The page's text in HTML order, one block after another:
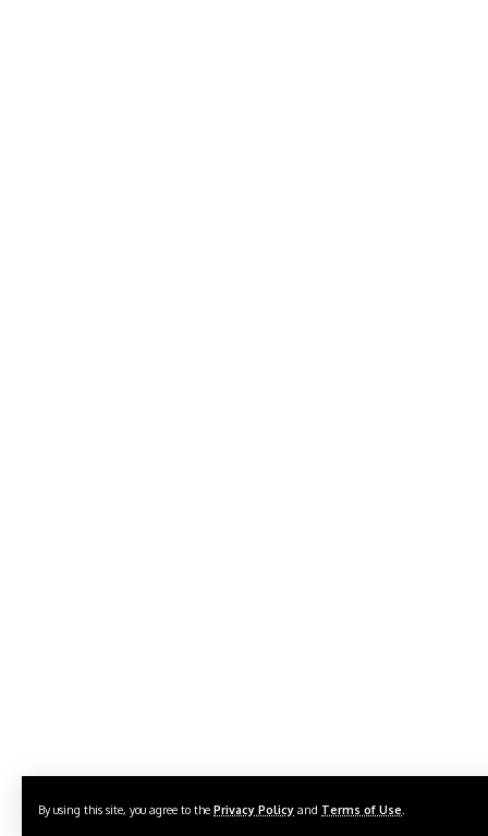
By using this site, you agree to the Privacy Policy and Terms of Use